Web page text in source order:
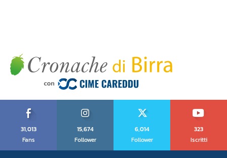
31,013
Fans
15,674
Follower
6,014
Follower
323
Iscritti